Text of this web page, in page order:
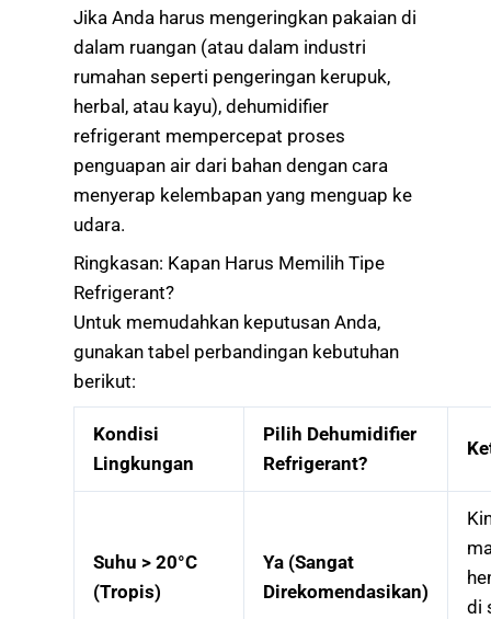
Jika Anda harus mengeringkan pakaian di
dalam ruangan (atau dalam industri
rumahan seperti pengeringan kerupuk,
herbal, atau kayu), dehumidifier
refrigerant mempercepat proses
penguapan air dari bahan dengan cara
menyerap kelembapan yang menguap ke
udara.
Ringkasan: Kapan Harus Memilih Tipe
Refrigerant?
Untuk memudahkan keputusan Anda,
gunakan tabel perbandingan kebutuhan
berikut:
Kondisi
Lingkungan
Pilih Dehumidifier
Refrigerant?
Suhu > 20°C
(Tropis)
Ya (Sangat
Direkomendasikan)
di